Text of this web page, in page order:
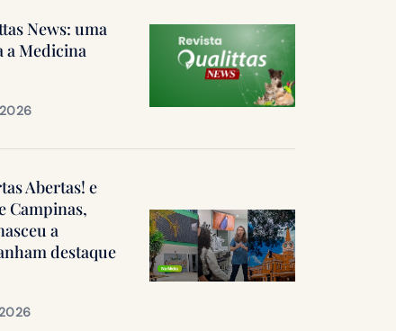
News: uma
a Medicina
Abertas! e
Campinas,
a
destaque